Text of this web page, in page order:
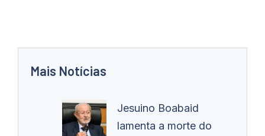
Mais Notícias
Jesuino Boabaid
lamenta a morte do